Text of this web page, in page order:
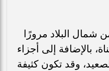
البلاد مرورًا
بالإضافة إلى أجزاء
وقد تكون كثيفة